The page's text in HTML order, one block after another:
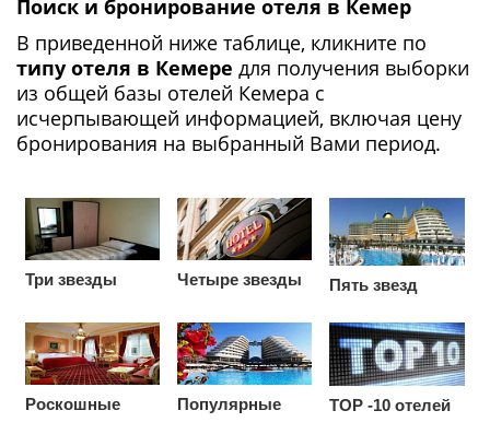
Поиск и бронирование отеля в Кемер
В приведенной ниже таблице, кликните по
типу отеля в Кемере для получения выборки
из общей базы отелей Кемера с
исчерпывающей информацией, включая цену
бронирования на выбранный Вами период.
Три звезды Четыре звезды Пять звезд
Роскошные Популярные TOP -10 отелей